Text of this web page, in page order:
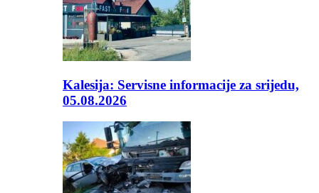
Kalesija: Servisne informacije za srijedu,
05.08.2026